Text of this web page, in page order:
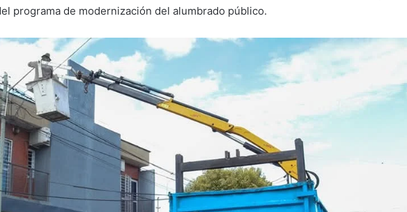
programa de modernización del alumbrado público.